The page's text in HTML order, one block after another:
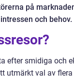
på
och behov.
efter smidiga
utmärkt val av